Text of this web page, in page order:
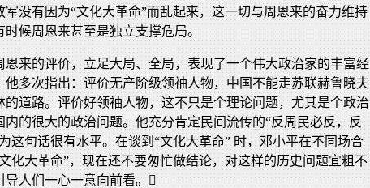
军没有因为“文化大革命”而乱起来，这一切与周恩来的奋力维持
时候周恩来甚至是独立支撑危局。
恩来的评价，立足大局、全局，表现了一个伟大政治家的丰富经
他多次指出：评价无产阶级领袖人物，中国不能走苏联赫鲁晓夫
的道路。评价好领袖人物，这不只是个理论问题，尤其是个政治
内的很大的政治问题。他充分肯定民间流传的“反周民必反，反
这句话很有水平。在谈到“文化大革命” 时，邓小平在不同场合
化大革命”，现在还不要匆忙做结论，对这样的历史问题宜粗不
导人们一心一意向前看。